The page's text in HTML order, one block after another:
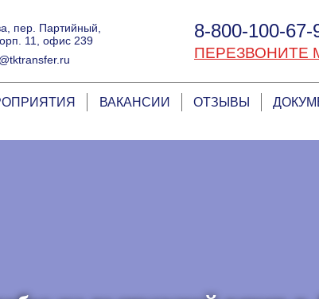
8-800-100-67-
ПЕРЕЗВОНИТЕ
пер. Партийный,
11, офис 239
ВАКАНСИИ ОТЗЫВЫ